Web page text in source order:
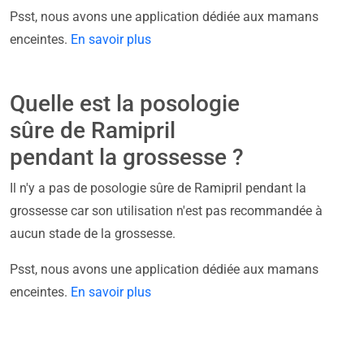
Psst, nous avons une application dédiée aux mamans
enceintes. En savoir plus
Quelle est la posologie
sûre de Ramipril
pendant la grossesse ?
Il n'y a pas de posologie sûre de Ramipril pendant la
grossesse car son utilisation n'est pas recommandée à
aucun stade de la grossesse.
Psst, nous avons une application dédiée aux mamans
enceintes. En savoir plus